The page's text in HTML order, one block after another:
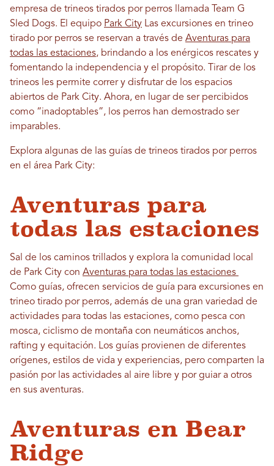
empresa de trineos tirados por perros llamada Team G
Sled Dogs. El equipo Park City Las excursiones en trineo
tirado por perros se reservan a través de Aventuras para
todas las estaciones, brindando a los enérgicos rescates y
fomentando la independencia y el propósito. Tirar de los
trineos les permite correr y disfrutar de los espacios
abiertos de Park City. Ahora, en lugar de ser percibidos
como “inadoptables”, los perros han demostrado ser
imparables.
Explora algunas de las guías de trineos tirados por perros
en el área Park City:
Aventuras para
todas las estaciones
Sal de los caminos trillados y explora la comunidad local
de Park City con Aventuras para todas las estaciones
Como guías, ofrecen servicios de guía para excursiones en
trineo tirado por perros, además de una gran variedad de
actividades para todas las estaciones, como pesca con
mosca, ciclismo de montaña con neumáticos anchos,
rafting y equitación. Los guías provienen de diferentes
orígenes, estilos de vida y experiencias, pero comparten la
pasión por las actividades al aire libre y por guiar a otros
en sus aventuras.
Aventuras en Bear
Ridge